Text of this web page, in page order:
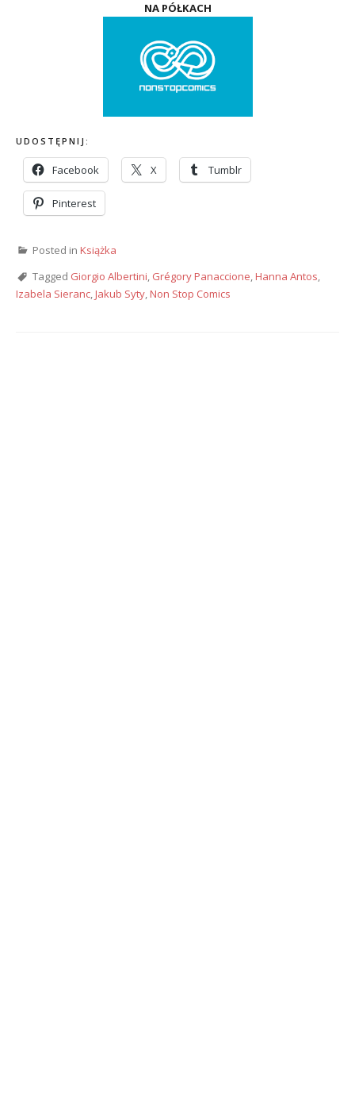
NA PÓŁKACH
UDOSTĘPNIJ:
Facebook X Tumblr
Pinterest
Posted in Książka
Tagged Giorgio Albertini, Grégory Panaccione,Hanna Antos,
Izabela Sieranc,Jakub Syty,Non Stop Comics